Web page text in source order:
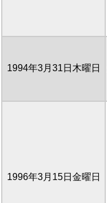
1994年3月31日木曜日
1996年3月15日金曜日